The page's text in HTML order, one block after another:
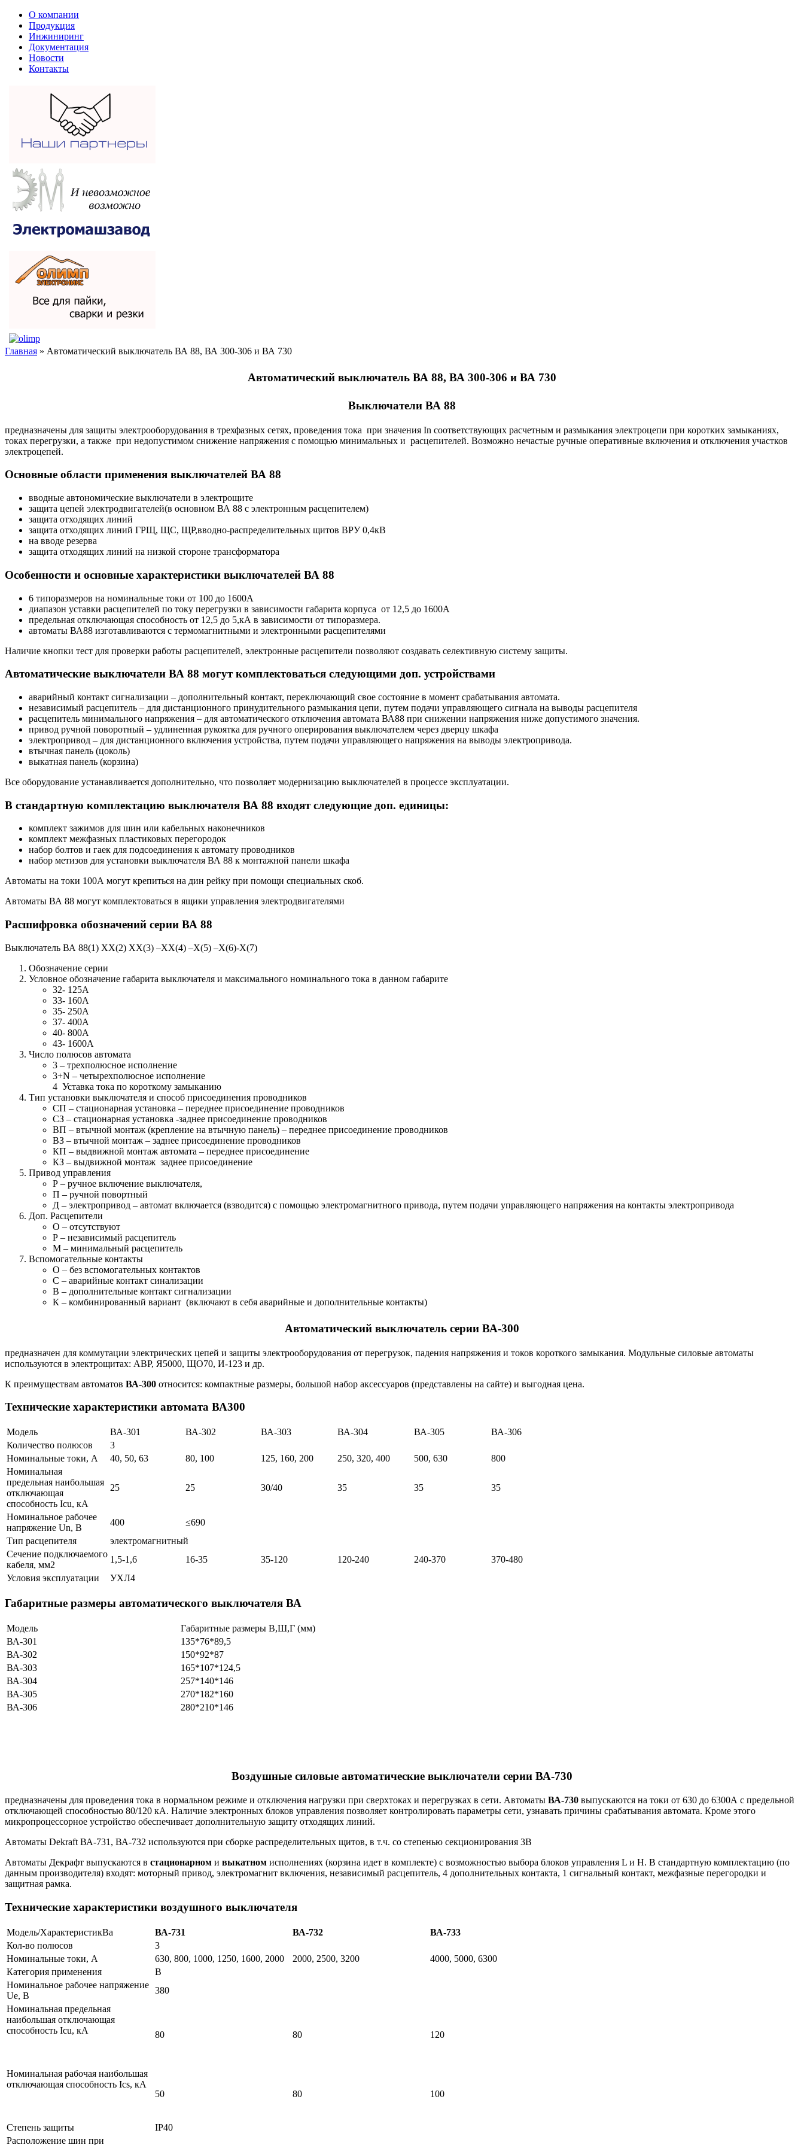
О компании
Продукция
Инжиниринг
Документация
Новости
Контакты
Главная » Автоматический выключатель ВА 88, ВА 300-306 и ВА 730
Автоматический выключатель ВА 88, ВА 300-306 и ВА 730
Выключатели ВА 88
предназначены для защиты электрооборудования в трехфазных сетях, проведения тока при значения In соответствующих расчетным и размыкания электроцепи при коротких замыканиях,
токах перегрузки, а также при недопустимом снижение напряжения с помощью минимальных и расцепителей. Возможно нечастые ручные оперативные включения и отключения участков
электроцепей.
Основные области применения выключателей ВА 88
вводные автономические выключатели в электрощите
защита цепей электродвигателей(в основном ВА 88 с электронным расцепителем)
защита отходящих линий
защита отходящих линий ГРЩ, ЩС, ЩР,вводно-распределительных щитов ВРУ 0,4кВ
на вводе резерва
защита отходящих линий на низкой стороне трансформатора
Особенности и основные характеристики выключателей ВА 88
6 типоразмеров на номинальные токи от 100 до 1600А
диапазон уставки расцепителей по току перегрузки в зависимости габарита корпуса от 12,5 до 1600А
предельная отключающая способность от 12,5 до 5,кА в зависимости от типоразмера.
автоматы ВА88 изготавливаются с термомагнитными и электронными расцепителями
Наличие кнопки тест для проверки работы расцепителей, электронные расцепители позволяют создавать селективную систему защиты.
Автоматические выключатели ВА 88 могут комплектоваться следующими доп. устройствами
аварийный контакт сигнализации – дополнительный контакт, переключающий свое состояние в момент срабатывания автомата.
независимый расцепитель – для дистанционного принудительного размыкания цепи, путем подачи управляющего сигнала на выводы расцепителя
расцепитель минимального напряжения – для автоматического отключения автомата ВА88 при снижении напряжения ниже допустимого значения.
привод ручной поворотный – удлиненная рукоятка для ручного оперирования выключателем через дверцу шкафа
электропривод – для дистанционного включения устройства, путем подачи управляющего напряжения на выводы электропривода.
втычная панель (цоколь)
выкатная панель (корзина)
Все оборудование устанавливается дополнительно, что позволяет модернизацию выключателей в процессе эксплуатации.
В стандартную комплектацию выключателя ВА 88 входят следующие доп. единицы:
комплект зажимов для шин или кабельных наконечников
комплект межфазных пластиковых перегородок
набор болтов и гаек для подсоединения к автомату проводников
набор метизов для установки выключателя ВА 88 к монтажной панели шкафа
Автоматы на токи 100А могут крепиться на дин рейку при помощи специальных скоб.
Автоматы ВА 88 могут комплектоваться в ящики управления электродвигателями
Расшифровка обозначений серии ВА 88
Выключатель ВА 88(1) ХХ(2) ХХ(3) –ХХ(4) –Х(5) –Х(6)-Х(7)
Обозначение серии
Условное обозначение габарита выключателя и максимального номинального тока в данном габарите
32- 125А
33- 160А
35- 250А
37- 400А
40- 800А
43- 1600А
Число полюсов автомата
3 – трехполюсное исполнение
3+N – четырехполюсное исполнение
4 Уставка тока по короткому замыканию
Тип установки выключателя и способ присоединения проводников
СП – стационарная установка – переднее присоединение проводников
СЗ – стационарная установка -заднее присоединение проводников
ВП – втычной монтаж (крепление на втычную панель) – переднее присоединение проводников
ВЗ – втычной монтаж – заднее присоединение проводников
КП – выдвижной монтаж автомата – переднее присоединение
КЗ – выдвижной монтаж заднее присоединение
Привод управления
Р – ручное включение выключателя,
П – ручной повортный
Д – электропривод – автомат включается (взводится) с помощью электромагнитного привода, путем подачи управляющего напряжения на контакты электропривода
Доп. Расцепители
О – отсутствуют
Р – независимый расцепитель
М – минимальный расцепитель
Вспомогательные контакты
О – без вспомогательных контактов
С – аварийные контакт синализации
В – дополнительные контакт сигнализации
К – комбинированный вариант (включают в себя аварийные и дополнительные контакты)
Автоматический выключатель серии ВА-300
предназначен для коммутации электрических цепей и защиты электрооборудования от перегрузок, падения напряжения и токов короткого замыкания. Модульные силовые автоматы
используются в электрощитах: АВР, Я5000, ЩО70, И-123 и др.
К преимуществам автоматов ВА-300 относится: компактные размеры, большой набор аксессуаров (представлены на сайте) и выгодная цена.
Технические характеристики автомата ВА300
Модель ВА-301 ВА-302 ВА-303 ВА-304 ВА-305
ВА-306
Количество полюсов
3
Номинальные токи, А
40, 50, 63 80, 100 125, 160, 200 250, 320, 400 500, 630
800
Номинальная
предельная наибольшая
отключающая
способность Icu, кА
25 25 30/40 35 35 35
Номинальное рабочее
напряжение Un, В
400
≤690
Тип расцепителя
электромагнитный
Сечение подключаемого
кабеля, мм2
1,5-1,6 16-35 35-120 120-240 240-370
370-480
Условия эксплуатации
УХЛ4
Габаритные размеры автоматического выключателя ВА
Модель
Габаритные размеры В,Ш,Г (мм)
ВА-301
135*76*89,5
ВА-302
150*92*87
ВА-303
165*107*124,5
ВА-304
257*140*146
ВА-305
270*182*160
ВА-306
280*210*146
Воздушные силовые автоматические выключатели серии ВА-730
предназначены для проведения тока в нормальном режиме и отключения нагрузки при сверхтоках и перегрузках в сети. Автоматы ВА-730 выпускаются на токи от 630 до 6300А с предельной
отключающей способностью 80/120 кА. Наличие электронных блоков управления позволяет контролировать параметры сети, узнавать причины срабатывания автомата. Кроме этого
микропроцессорное устройство обеспечивает дополнительную защиту отходящих линий.
Автоматы Dekraft ВА-731, ВА-732 используются при сборке распределительных щитов, в т.ч. со степенью секционирования 3B
Автоматы Декрафт выпускаются в стационарном и выкатном исполнениях (корзина идет в комплекте) с возможностью выбора блоков управления L и H. В стандартную комплектацию (по
данным производителя) входят: моторный привод, электромагнит включения, независимый расцепитель, 4 дополнительных контакта, 1 сигнальный контакт, межфазные перегородки и
защитная рамка.
Технические характеристики воздушного выключателя
Модель/ХарактеристикBа ВА-731 ВА-732
ВА-733
Кол-во полюсов
3
Номинальные токи, А
630, 800, 1000, 1250, 1600, 2000 2000, 2500, 3200
4000, 5000, 6300
Категория применения
В
Номинальное рабочее напряжение
Ue, В
380
Номинальная предельная
наибольшая отключающая
способность Icu, кА
80 80 120
Номинальная рабочая наибольшая
отключающая способность Ics, кА
50
80 100
Степень защиты
IP40
Расположение шин при